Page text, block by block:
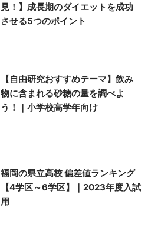
見！】成長期のダイエットを成功
させる5つのポイント
【自由研究おすすめテーマ】飲み
物に含まれる砂糖の量を調べよ
う！｜小学校高学年向け
福岡の県立高校 偏差値ランキング
【4学区～6学区】｜2023年度入試
用